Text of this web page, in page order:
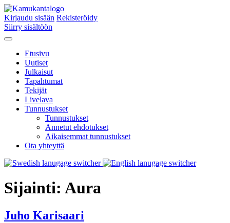
Kirjaudu sisään Rekisteröidy
Siirry sisältöön
Etusivu
Uutiset
Julkaisut
Tapahtumat
Tekijät
Livelava
Tunnustukset
Tunnustukset
Annetut ehdotukset
Aikaisemmat tunnustukset
Ota yhteyttä
Sijainti: Aura
Juho Karisaari